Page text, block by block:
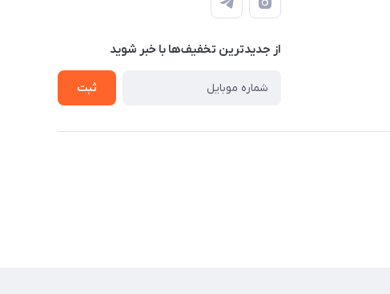
از جدید‌ترین تخفیف‌ها با‌ خبر شوید
ثبت